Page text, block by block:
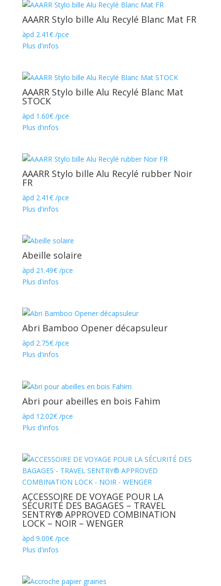
AAARR Stylo bille Alu Recylé Blanc Mat FR
àpd 2.41€/pce
Plus d'infos
AAARR Stylo bille Alu Recylé Blanc Mat
STOCK
àpd 1.60€/pce
Plus d'infos
AAARR Stylo bille Alu Recylé rubber Noir
FR
àpd 2.41€/pce
Plus d'infos
Abeille solaire
àpd 21.49€/pce
Plus d'infos
Abri Bamboo Opener décapsuleur
àpd 2.75€/pce
Plus d'infos
Abri pour abeilles en bois Fahim
àpd 12.02€/pce
Plus d'infos
ACCESSOIRE DE VOYAGE POUR LA
SÉCURITÉ DES BAGAGES – TRAVEL
SENTRY® APPROVED COMBINATION
LOCK – NOIR – WENGER
àpd 9.00€/pce
Plus d'infos